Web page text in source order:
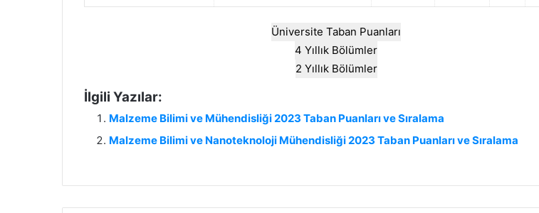
Üniversite Taban Puanları
4 Yıllık Bölümler
2 Yıllık Bölümler
İlgili Yazılar:
Malzeme Bilimi ve Mühendisliği 2023 Taban Puanları ve Sıralama
Malzeme Bilimi ve Nanoteknoloji Mühendisliği 2023 Taban Puanları ve Sıralama